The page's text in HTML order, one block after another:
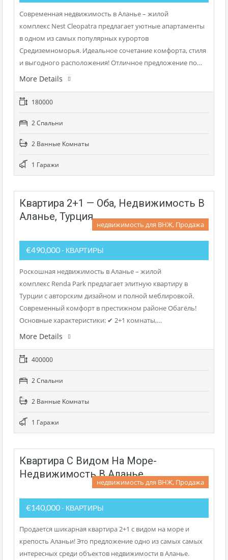
Современная недвижимость в Аланье – жилой
комплекс Nest Cleopatra предлагает уютные апартаменты
в одном из самых популярных курортов
Средиземноморья. Идеальное сочетание комфорта, стиля
и выгодного расположения! Отличное предложение по…
More Details
180000
2 Cпальни
2 Bанные Kомнаты
1 Гаражи
Квартира 2+1 — Оба, Недвижимость В
Аланье, Турция
недвижимость для ВНЖ, Продажа
€490,000 - КВАРТИРЫ
Роскошная недвижимость в Аланье – жилой
комплекс Renda Park предлагает элитную квартиру в
Турции с авторским дизайном и полной меблировкой.
Современный комфорт в престижном районе Обагёль!
Основные характеристики: ✔ 2+1 комнаты,…
More Details
400000
2 Cпальни
2 Bанные Kомнаты
1 Гаражи
Квартира С Видом На Море-
Недвижимость В Аланье
недвижимость для ВНЖ, Продажа
€140,000 - КВАРТИРЫ
Продается шикарная квартира 2+1 с видом на море и
крепость Аланьи! Это предложение одно из самых самых
интересных среди объектов недвижимости в Аланье.